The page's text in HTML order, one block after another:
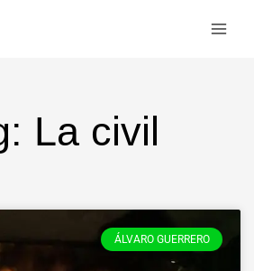
La civil
ÁLVARO GUERRERO